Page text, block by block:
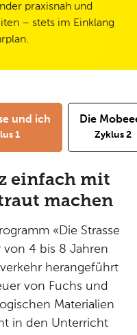
praxisnah und
– stets im Einklang
und ich
1
Die
Zyklus 2
einfach mit
machen
«Die Strasse
4 bis 8 Jahren
herangeführt
von Fuchs und
Materialien
in den Unterricht